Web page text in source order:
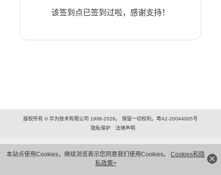
本站点使用Cookies，继续浏览表示您同意我们使用Cookies。 Cookies和隐
私政策>
该签到点已签到过啦，感谢支持！
版权所有 © 华为技术有限公司 1998-2026。 保留一切权利。粤A2-20044005号
隐私保护
法律声明